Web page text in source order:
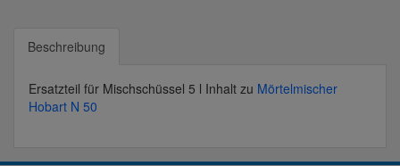
Beschreibung
Ersatzteil für Mischschüssel 5 l Inhalt zu Mörtelmischer
Hobart N 50